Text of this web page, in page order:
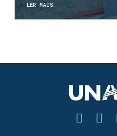
LER MAIS